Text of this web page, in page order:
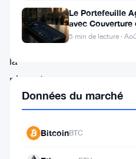
quelque
chose
que
la
plupart
des
navigateurs
Le Portefeuille
avec Couverture
Modes de
5 min de lecture ·
Données du marché
BitcoinBTC